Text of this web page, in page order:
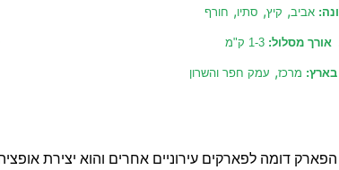
אביב, קיץ, סתיו, חורף
אורך מסלול:1-3 ק"מ
בארץ: מרכז, עמק חפר והשרון
הפארק דומה לפארקים עירוניים אחרים והוא יצירת